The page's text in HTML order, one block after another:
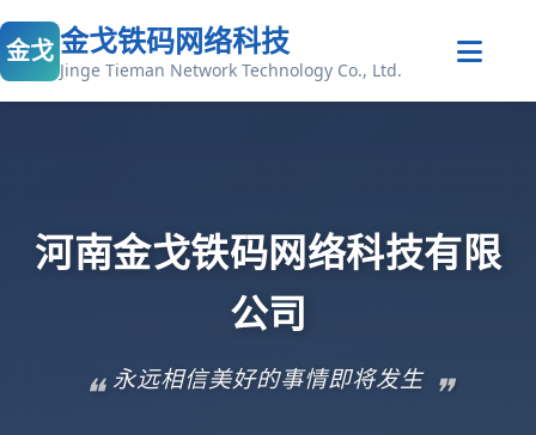
金戈金戈铁码网络科技
Jinge Tieman Network Technology Co., Ltd.
河南金戈铁码网络科技有限
公司
永远相信美好的事情即将发生